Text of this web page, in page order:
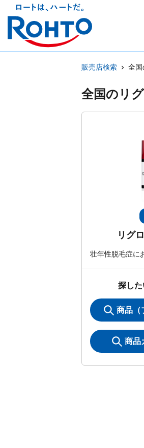
販売店検索 全国
全国のリ
リグ
壮年性脱毛症に
探し
商品（
商品